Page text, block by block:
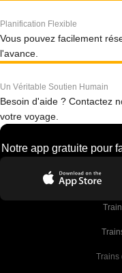
Planification Flexible
Vous pouvez facilement
l'avance.
Un Véritable Soutien Humain
Besoin d'aide ? Contactez
votre voyage.
Notre app gratuite pour
Trains